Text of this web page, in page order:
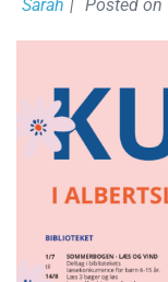
Sarah | Posted on